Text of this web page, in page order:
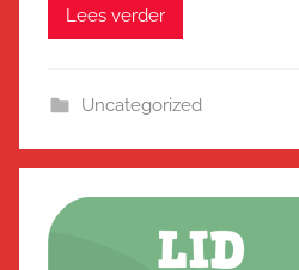
Lees verder
Uncategorized